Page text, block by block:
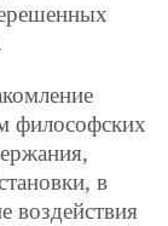
философских
в
воздействия